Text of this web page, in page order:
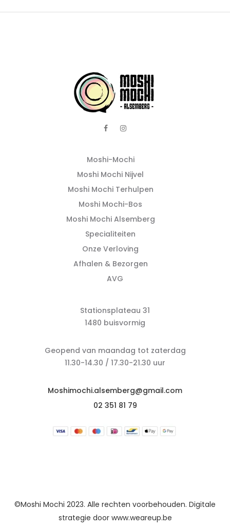
Moshi-Mochi
Moshi Mochi Nijvel
Moshi Mochi Terhulpen
Moshi Mochi-Bos
Moshi Mochi Alsemberg
Specialiteiten
Onze Verloving
Afhalen & Bezorgen
AVG
Stationsplateau 31
1480 buisvormig
Geopend van maandag tot zaterdag
11.30-14.30 / 17.30-21.30 uur
Moshimochi.alsemberg@gmail.com
02 351 81 79
©Moshi Mochi 2023. Alle rechten voorbehouden. Digitale
strategie door www.weareup.be